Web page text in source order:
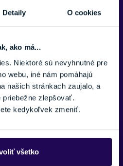
Detaily O cookies
ako má...
Niektoré sú nevyhnutné pre
webu, iné nám pomáhajú
našich stránkach zaujalo, a
zlepšovať.
kedykoľvek zmeniť.
všetko
viac informácii? Sme tu